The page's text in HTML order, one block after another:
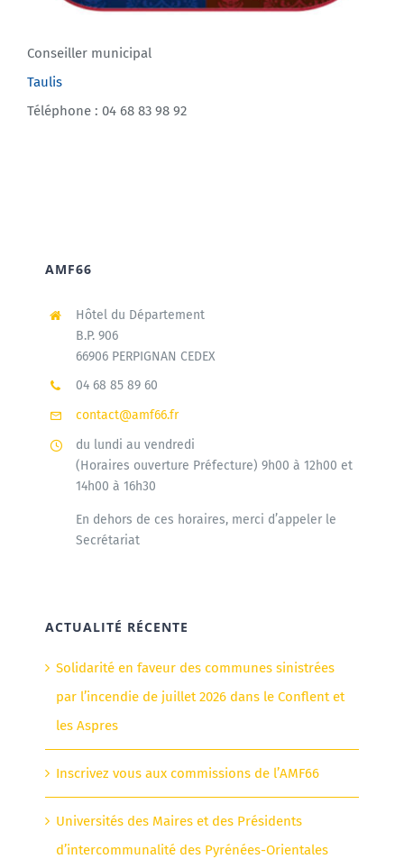
Conseiller municipal
Taulis
Téléphone : 04 68 83 98 92
AMF66
Hôtel du Département
B.P. 906
66906 PERPIGNAN CEDEX
04 68 85 89 60
contact@amf66.fr
du lundi au vendredi
(Horaires ouverture Préfecture) 9h00 à 12h00 et
14h00 à 16h30
En dehors de ces horaires, merci d’appeler le
Secrétariat
ACTUALITÉ RÉCENTE
Solidarité en faveur des communes sinistrées
par l’incendie de juillet 2026 dans le Conflent et
les Aspres
Inscrivez vous aux commissions de l’AMF66
Universités des Maires et des Présidents
d’intercommunalité des Pyrénées-Orientales